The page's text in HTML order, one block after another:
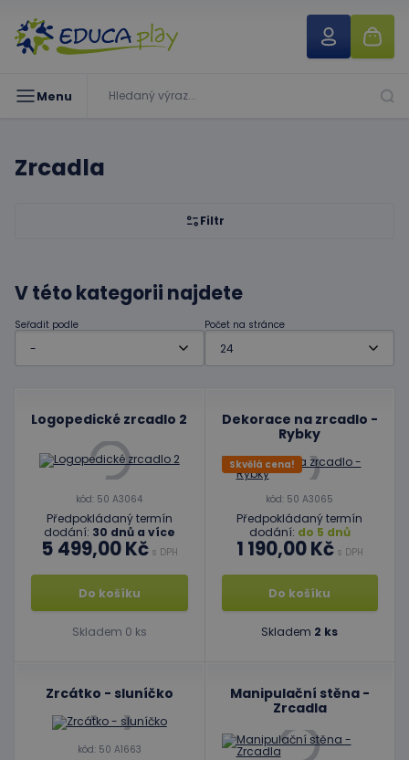
Menu
Zrcadla
Filtr
V této kategorii najdete
Seřadit podle Počet na stránce
Logopedické zrcadlo 2
kód: 50 A3064
Předpokládaný termín
dodání: 30 dnů a více
5 499,00 Kčs DPH
Do košíku
Skladem 0 ks
Dekorace na zrcadlo -
Rybky
Skvělá cena!
kód: 50 A3065
Předpokládaný termín
dodání: do 5 dnů
1 190,00 Kčs DPH
Do košíku
Skladem 2 ks
Zrcátko - sluníčko
kód: 50 A1663
Manipulační stěna -
Zrcadla